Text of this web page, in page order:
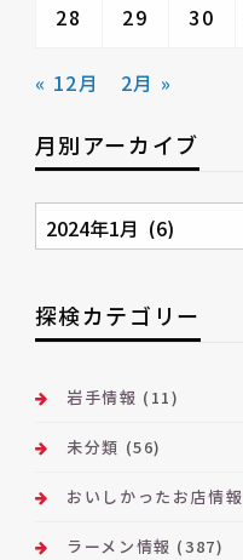
28
29 30
« 12月 2月 »
月別アーカイブ
別
ー
カ
ブ
探検カテゴリー
岩手情報 (11)
未分類 (56)
おいしかったお店情報
ラーメン情報 (387)